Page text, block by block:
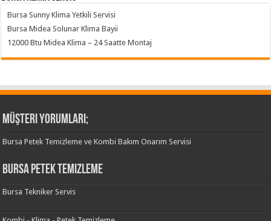
Bursa Sunny Klima Yetkili Servisi
Bursa Midea Solunar Klima Bayii
12000 Btu Midea Klima – 24 Saatte Montaj
Müşteri Yorumları;
Bursa Petek Temizleme ve Kombi Bakım Onarım Servisi
Bursa Petek Temizleme
Bursa Tekniker Servis